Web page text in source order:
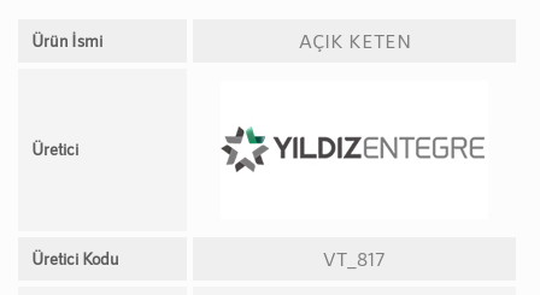
Ürün İsmi AÇIK KETEN
Üretici
Üretici Kodu VT_817